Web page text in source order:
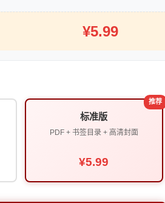
¥5.99
推荐
标准版
PDF + 书签目录 + 高清封面
¥5.99